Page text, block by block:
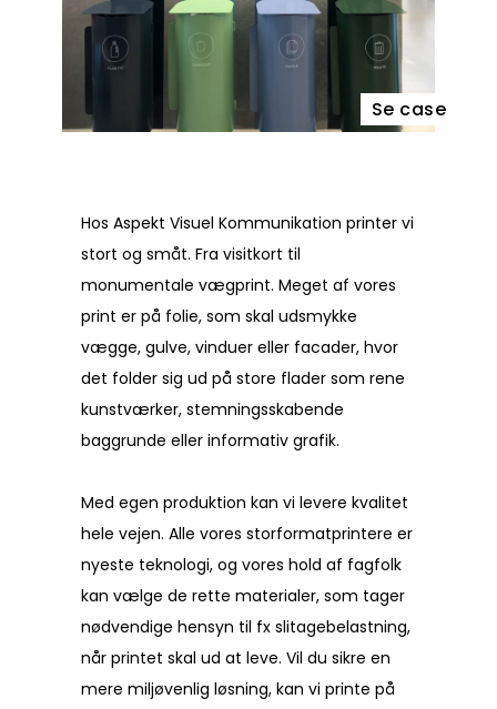
Se case
Hos Aspekt Visuel Kommunikation printer vi
stort og småt. Fra visitkort til
monumentale vægprint. Meget af vores
print er på folie, som skal udsmykke
vægge, gulve, vinduer eller facader, hvor
det folder sig ud på store flader som rene
kunstværker, stemningsskabende
baggrunde eller informativ grafik.
Med egen produktion kan vi levere kvalitet
hele vejen. Alle vores storformatprintere er
nyeste teknologi, og vores hold af fagfolk
kan vælge de rette materialer, som tager
nødvendige hensyn til fx slitagebelastning,
når printet skal ud at leve. Vil du sikre en
mere miljøvenlig løsning, kan vi printe på